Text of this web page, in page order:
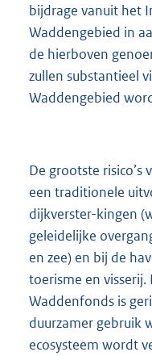
bijdrage vanuit het
Waddengebied in
de hierboven
zullen substantieel
Waddengebied
De grootste
een traditionele
dijkverster-kingen
geleidelijke
en zee) en bij de
toerisme en
Waddenfonds is
duurzamer gebruik
ecosysteem wordt